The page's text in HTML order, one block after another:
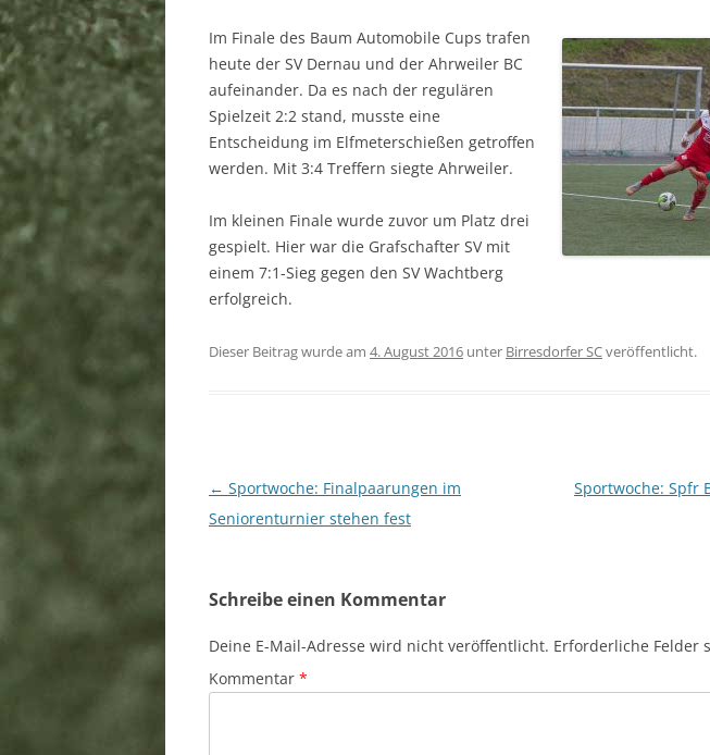
SPORTPLATZ BENGEN
SPORTPLATZ LANTERSHOFEN
SPORTPLATZ VETTELHOVEN
SPORTHALLE RINGEN
DORFGEMEINSCHAFTSHOF
MITGLIEDSCHAFT
DOWNLOAD
BANKVERBINDUNG
PILATES
DEUTSCHES
KINDERTURNEN
Im Finale des Baum Automobile Cups trafen
heute der SV Dernau und der Ahrweiler BC
aufeinander. Da es nach der regulären
Spielzeit 2:2 stand, musste eine
Entscheidung im Elfmeterschießen getroffen
werden. Mit 3:4 Treffern siegte Ahrweiler.
Im kleinen Finale wurde zuvor um Platz drei
gespielt. Hier war die Grafschafter SV mit
einem 7:1-Sieg gegen den SV Wachtberg
erfolgreich.
Dieser Beitrag wurde am 4. August 2016 unter Birresdorfer SCveröffentlicht.
Beitragsnavigation
← Sportwoche: Finalpaarungen im
Seniorenturnier stehen fest
Sportwoche: Spfr
Schreibe einen Kommentar
Deine E-Mail-Adresse wird nicht veröffentlicht. Erforderliche Felder
Kommentar *